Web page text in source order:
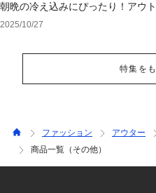
朝晩の冷え込みにぴったり！アウ
2025/10/27
特集を
ファッション アウター
商品一覧（その他）